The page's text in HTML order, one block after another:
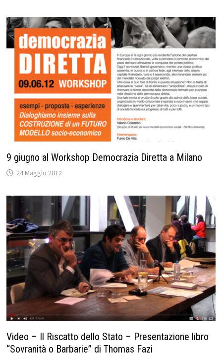
9 giugno al Workshop Democrazia Diretta a Milano
24 Maggio 2012
Video – Il Riscatto dello Stato – Presentazione libro
“Sovranità o Barbarie” di Thomas Fazi